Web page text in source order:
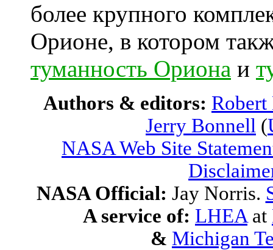
более крупного
Орионе, в котором
туманность Ориона и
Authors & editors:
Jerry Bonnell (
NASA Web Site
NASA Official: Jay Norris.
A service of: LHEA at
& Michigan